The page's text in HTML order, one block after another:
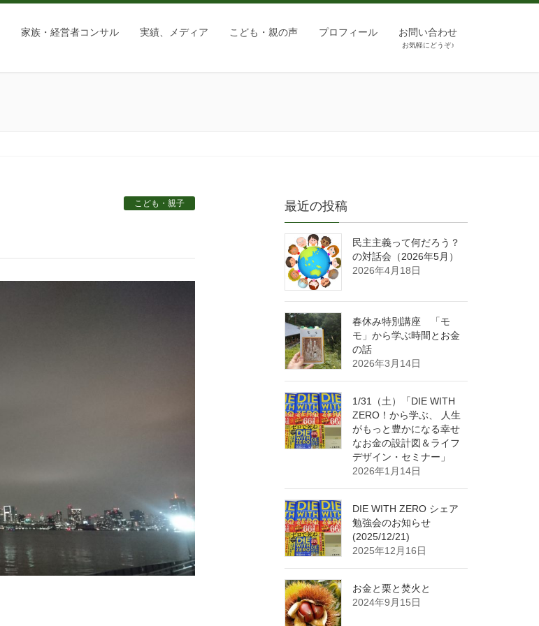
家族・経営者コンサル 実績、メディア こども・親の声 プロフィール お問い合わせ
お気軽にどうぞ♪
こども・親子 最近の投稿
民主主義って何だろう？
の対話会（2026年5月）
2026年4月18日
春休み特別講座 「モ
モ」から学ぶ時間とお金
の話
2026年3月14日
1/31（土）「DIE WITH
ZERO！から学ぶ、 人生
がもっと豊かになる幸せ
なお金の設計図＆ライフ
デザイン・セミナー」
2026年1月14日
DIE WITH ZERO シェア
勉強会のお知らせ
(2025/12/21)
2025年12月16日
お金と栗と焚火と
2024年9月15日